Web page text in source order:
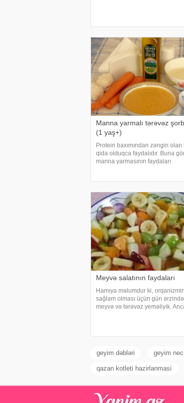
Manna yarmalı tərəvəz
(1 yaş+)
Protein baxımından zəngin olan
qida olduqca faydalıdır. Buna
manna yarmasının faydaları
karbohidratı
Meyvə salatının faydaları
Hamıya məlumdur ki, orqanizmin
sağlam olması üçün gün ərzində
meyvə və tərəvəz yeməliyik.
geyim dəbləri geyim
qazan kotleti hazirlanmasi